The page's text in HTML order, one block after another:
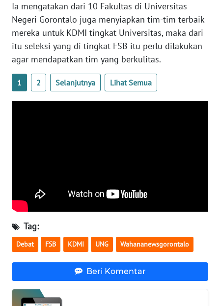
Ia mengatakan dari 10 Fakultas di Universitas
Negeri Gorontalo juga menyiapkan tim-tim terbaik
mereka untuk KDMI tingkat Universitas, maka dari
itu seleksi yang di tingkat FSB itu perlu dilakukan
agar mendapatkan tim yang berkulitas.
1 2 Selanjutnya Lihat Semua
Tag:
Debat FSB KDMI UNG Wahananewsgorontalo
Beri Komentar
WN
SULBAR
WN
LAMPUNG
WN
JATENG
NUSANTARA